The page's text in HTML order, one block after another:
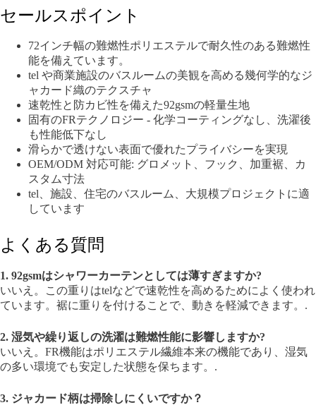
セールスポイント
72インチ幅の難燃性ポリエステルで耐久性のある難燃性
能を備えています。
tel や商業施設のバスルームの美観を高める幾何学的なジ
ャカード織のテクスチャ
速乾性と防カビ性を備えた92gsmの軽量生地
固有のFRテクノロジー - 化学コーティングなし、洗濯後
も性能低下なし
滑らかで透けない表面で優れたプライバシーを実現
OEM/ODM 対応可能: グロメット、フック、加重裾、カ
スタム寸法
tel、施設、住宅のバスルーム、大規模プロジェクトに適
しています
よくある質問
1. 92gsmはシャワーカーテンとしては薄すぎますか?
いいえ。この重りはtelなどで速乾性を高めるためによく使われ
ています。裾に重りを付けることで、動きを軽減できます。.
2. 湿気や繰り返しの洗濯は難燃性能に影響しますか?
いいえ。FR機能はポリエステル繊維本来の機能であり、湿気
の多い環境でも安定した状態を保ちます。.
3. ジャカード柄は掃除しにくいですか？